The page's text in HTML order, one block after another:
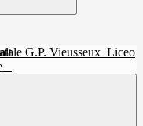
G.P. Vieusseux Liceo